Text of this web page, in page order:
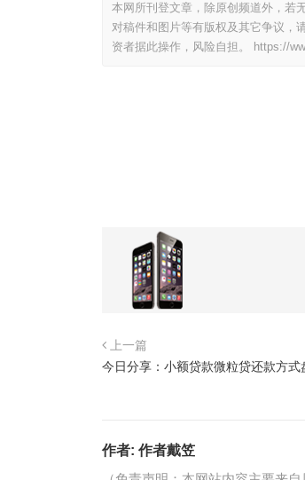
本网所刊登文章，除原创频道外，若
对稿件和图片等有版权及其它争议，
资者据此操作，风险自担。
https://
上一篇
今日分享：小额贷款微粒贷还款方式
作者: 作者戴笠